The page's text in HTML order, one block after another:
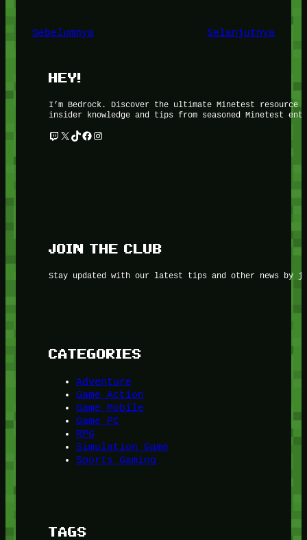
Sebelumnya Selanjutnya
HEY!
I’m Bedrock. Discover the ultimate Minetest
insider knowledge and tips from seasoned Minetest
Twitch X TikTok Facebook Instagram
JOIN THE CLUB
Stay updated with our latest tips and other news by
CATEGORIES
Adventure
Game Action
Game Mobile
Game PC
RPG
Simulation Game
Sports Gaming
TAGS